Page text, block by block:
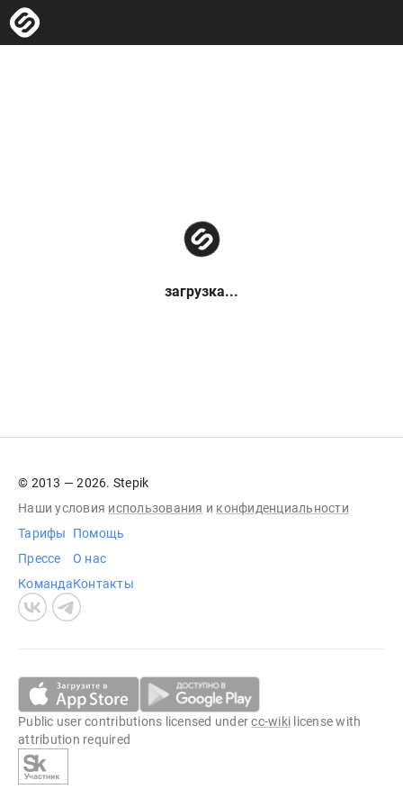
загрузка...
© 2013 — 2026. Stepik
Наши условия использования и конфиденциальности
Тарифы
Прессе
Команда
Помощь
О нас
Контакты
Public user contributions licensed undercc-wiki license with
attribution required